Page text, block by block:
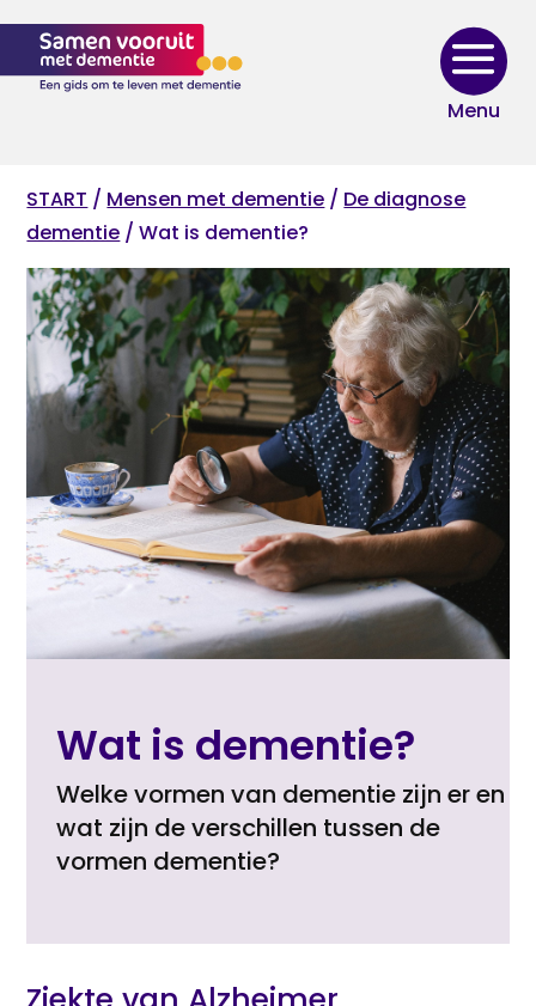
content
START / Mensen met dementie / De diagnose
dementie / Wat is dementie?
Wat is dementie?
Welke vormen van dementie zijn er en
wat zijn de verschillen tussen de
vormen dementie?